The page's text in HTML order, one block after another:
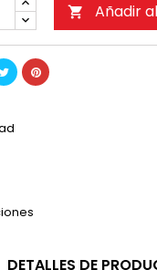
 Añadir
DETALLES DE